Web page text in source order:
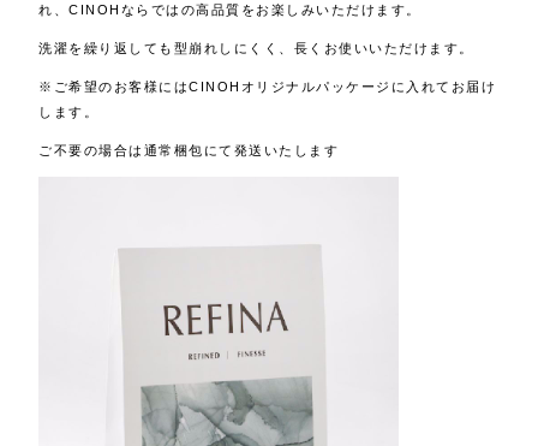
れ、CINOHならではの高品質をお楽しみいただけます。
洗濯を繰り返しても型崩れしにくく、長くお使いいただけます。
※ご希望のお客様にはCINOHオリジナルパッケージに入れてお届け
します。
ご不要の場合は通常梱包にて発送いたします